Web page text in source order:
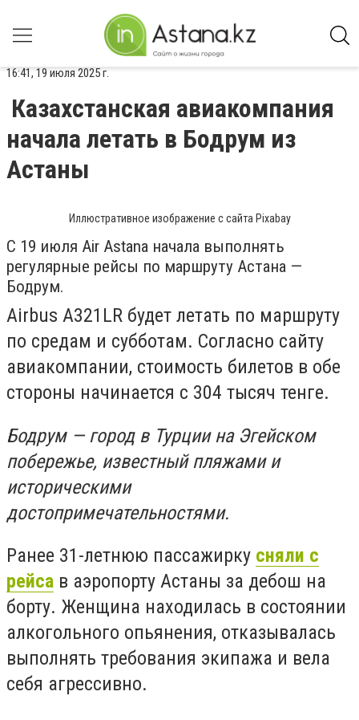
16:41, 19 июля 2025 г.
Казахстанская авиакомпания
начала летать в Бодрум из
Астаны
Иллюстративное изображение с сайта Pixabay
С 19 июля Air Astana начала выполнять
регулярные рейсы по маршруту Астана —
Бодрум.
Airbus A321LR будет летать по маршруту
по средам и субботам. Согласно сайту
авиакомпании, стоимость билетов в обе
стороны начинается с 304 тысяч тенге.
Бодрум — город в Турции на Эгейском
побережье, известный пляжами и
историческими
достопримечательностями.
Ранее 31-летнюю пассажирку сняли с
рейса в аэропорту Астаны за дебош на
борту. Женщина находилась в состоянии
алкогольного опьянения, отказывалась
выполнять требования экипажа и вела
себя агрессивно.